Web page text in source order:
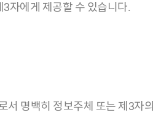
자에게 제공할 수 있습니다.
서 명백히 정보주체 또는 제3자